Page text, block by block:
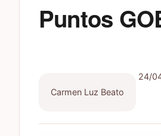
Puntos
Carmen Luz Beato
24/